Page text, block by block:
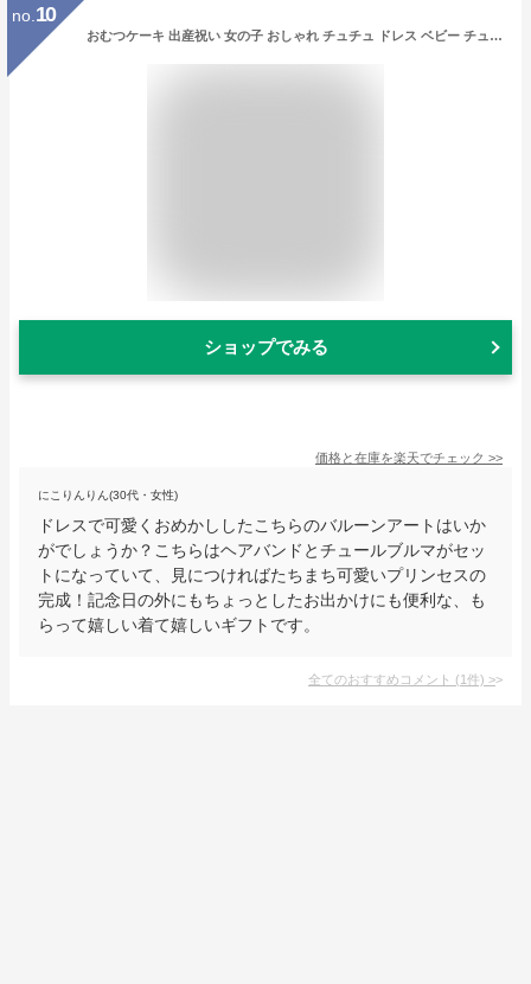
no. 10
おむつケーキ 出産祝い 女の子 おしゃれ チュチュ ドレス ベビー チュール ブルマ スカート ヘアバンド バルーン 羽根 くすみカラー メッセージカード 上品 ギフト 赤ちゃん おむつ ミミ Mimi gift yct regalo
ショップでみる
価格と在庫を楽天でチェック >>
にこりんりん(30代・女性)
ドレスで可愛くおめかししたこちらのバルーンアートはいか
がでしょうか？こちらはヘアバンドとチュールブルマがセッ
トになっていて、見につければたちまち可愛いプリンセスの
完成！記念日の外にもちょっとしたお出かけにも便利な、も
らって嬉しい着て嬉しいギフトです。
全てのおすすめコメント (1件) >